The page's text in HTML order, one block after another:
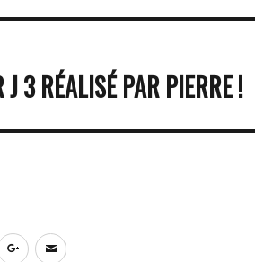
J 3 RÉALISÉ PAR PIERRE !
Google+
E-